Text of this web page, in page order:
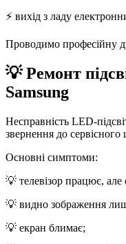
⚡ вихід з ладу
Проводимо професійну
💡 Ремонт
Samsung
Несправність LED-
звернення до сервісного
Основні симптоми:
💡 телевізор працює,
💡 видно зображення
💡 екран блимає;